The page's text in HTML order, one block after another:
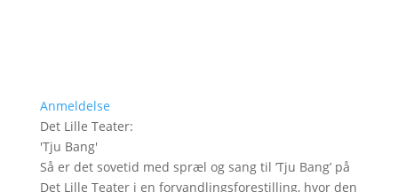
Anmeldelse
Det Lille Teater:
'Tju Bang'
Så er det sovetid med spræl og sang til ’Tju Bang’ på
Det Lille Teater i en forvandlingsforestilling, hvor den